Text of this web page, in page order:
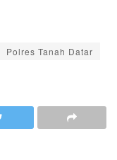
Polres Tanah Datar